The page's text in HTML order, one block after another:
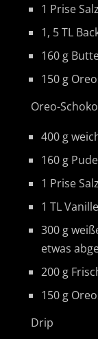
1 Prise Salz
1, 5 TL
160 g
150 g
Oreo-
400 g
160 g
1 Prise Salz
1 TL
300 g
etwas
200 g
150 g
Drip